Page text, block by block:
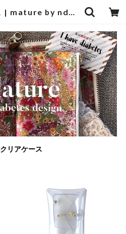
クリアケース | mature by ndesign
クリアケース